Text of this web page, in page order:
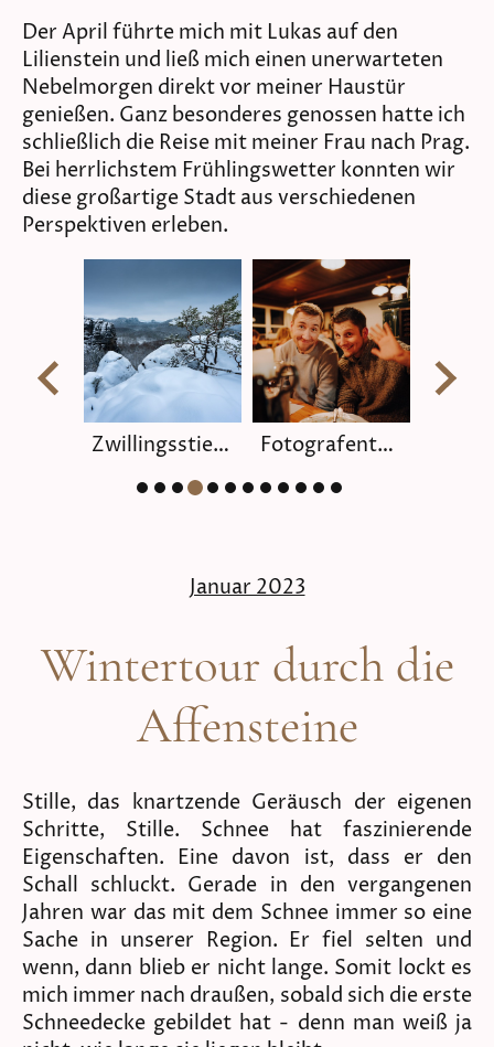
Der April führte mich mit Lukas auf den
Lilienstein und ließ mich einen unerwarteten
Nebelmorgen direkt vor meiner Haustür
genießen. Ganz besonderes genossen hatte ich
schließlich die Reise mit meiner Frau nach Prag.
Bei herrlichstem Frühlingswetter konnten wir
diese großartige Stadt aus verschiedenen
Perspektiven erleben.
Fotografentreffen (Sven Legler) Basteimassiv
Januar 2023
Wintertour durch die
Affensteine
Stille, das knartzende Geräusch der eigenen
Schritte, Stille. Schnee hat faszinierende
Eigenschaften. Eine davon ist, dass er den
Schall schluckt. Gerade in den vergangenen
Jahren war das mit dem Schnee immer so eine
Sache in unserer Region. Er fiel selten und
wenn, dann blieb er nicht lange. Somit lockt es
mich immer nach draußen, sobald sich die erste
Schneedecke gebildet hat - denn man weiß ja